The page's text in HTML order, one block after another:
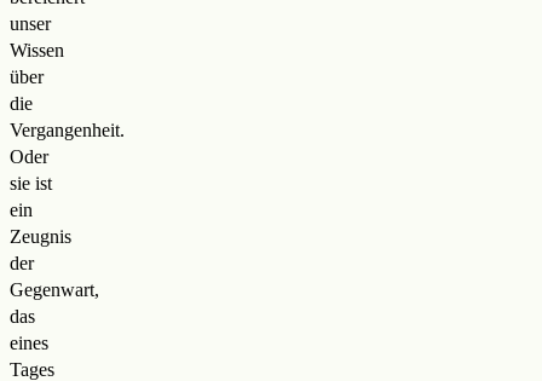
unser
Wissen
über
die
Vergangenheit.
Oder
sie ist
ein
Zeugnis
der
Gegenwart,
das
eines
Tages